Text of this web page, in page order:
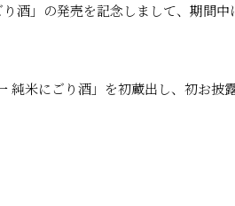
酒」の発売を記念しまして、期間
米にごり酒」を初蔵出し、初お披